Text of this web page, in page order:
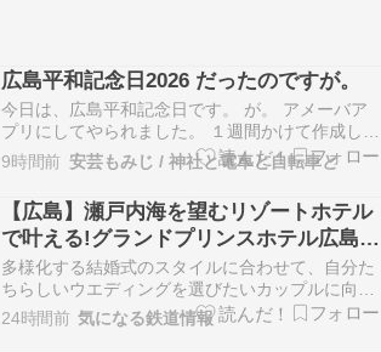
広島平和記念日2026 だったのですが。
今日は、広島平和記念日です。 が。 アメーバア
プリにしてやられました。 １週間かけて作成し
た、６万文字ギリギリの文章が、下書き保存をタ
ップした瞬間に８割以上が消えてしまいました。
残った文章中からさらに一部のみ、公開します。
なので、今年の平和記事はありません。 もうこの
２～３…
9時間前 安芸もみじ / 神社と電車と自転車と
【広島】瀬戸内海を望むリゾートホテル
で叶える!グランドプリンスホテル広島の
フォトウエディング&カジュアルパーテ
ィープラン
多様化する結婚式のスタイルに合わせて、自分た
ちらしいウエディングを選びたいカップルに向け
て、「グランドプリンスホテル広島」から新たな
ウエディングプランが登場しました。瀬戸内海を
24時間前 気になる鉄道情報